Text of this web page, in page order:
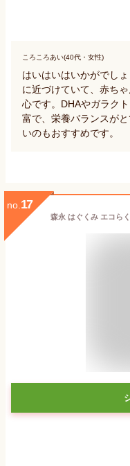
ころころあい(40代・女性)
はいはいはいかがでし
に近づけていて、赤ち
心です。DHAやガラク
富で、栄養バランスが
いのもおすすめです。
no. 17